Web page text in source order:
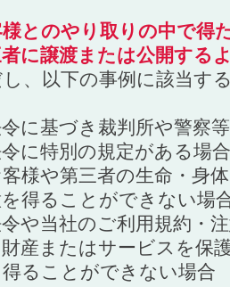
とのやり取りの中で得
に譲渡または公開する
、以下の事例に該当す
令に基づき裁判所や警察
令に特別の規定がある場合
客様や第三者の生命・身
を得ることができない場
令や当社のご利用規約・
産またはサービスを保
ることができない場合